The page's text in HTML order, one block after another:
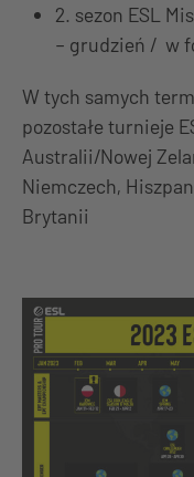
2. sezon ESL
– grudzień / w
W tych samych
pozostałe turnieje
Australii/Nowej
Niemczech,
Brytanii